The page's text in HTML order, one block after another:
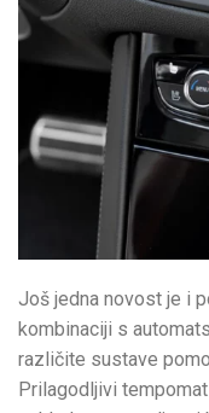
Još jedna novost je i
kombinaciji s
različite sustave
Prilagodljivi